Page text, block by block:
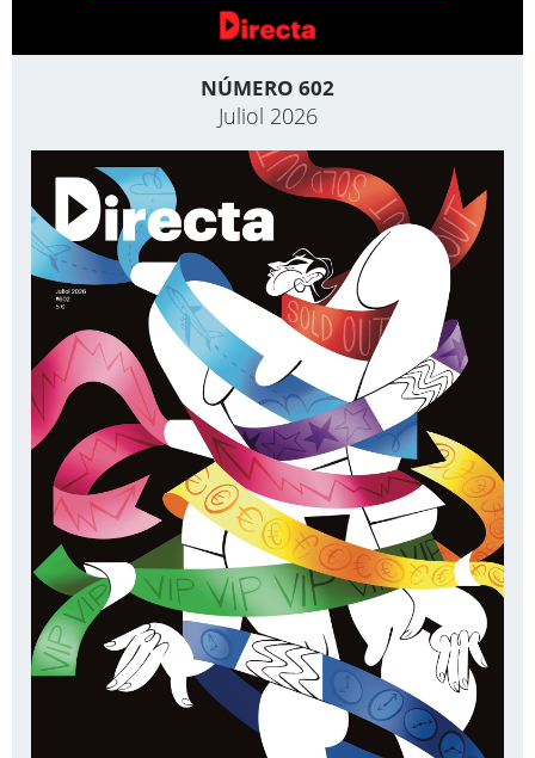
NÚMERO 602
Juliol 2026